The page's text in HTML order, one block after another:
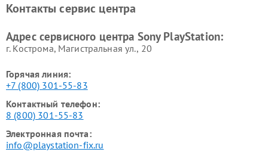
Контакты сервис центра
Адрес сервисного центра Sony PlayStation:
г. Кострома, Магистральная ул., 20
Горячая линия:
+7 (800) 301-55-83
Контактный телефон:
8 (800) 301-55-83
Электронная почта:
info@playstation-fix.ru